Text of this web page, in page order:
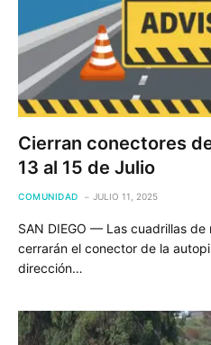
Cierran conectores
13 al 15 de Julio
COMUNIDAD JULIO 11, 2025
SAN DIEGO — Las cuadrillas
cerrarán el conector de la
dirección…